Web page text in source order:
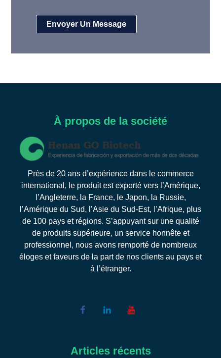
À propos de la société
Près de 20 ans d’expérience dans le commerce
international, le produit est exporté vers l’Amérique,
l’Angleterre, la France, le Japon, la Russie,
l’Amérique du Sud, l’Asie du Sud-Est, l’Afrique, plus
de 100 pays et régions. S’appuyant sur une qualité
de produits supérieure, un service honnête et
professionnel, nous avons remporté de nombreux
éloges et faveurs de la part de nos clients au pays et
à l’étranger.
Articles récents